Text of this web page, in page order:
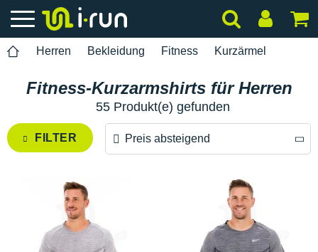
Herren Bekleidung Fitness Kurzärmel
Fitness-Kurzarmshirts für Herren
55 Produkt(e) gefunden
FILTER Preis absteigend